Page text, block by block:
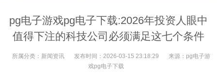
pg电子游戏pg电子下载:2026年投资人眼中
值得下注的科技公司必须满足这七个条件
所属分类： 新闻资讯 发布时间： 2026-03-15 23:18:29 来源： pg电子游
戏pg电子下载